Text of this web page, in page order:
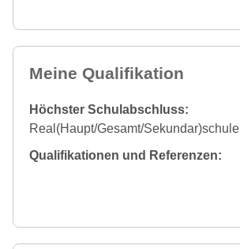
Meine Qualifikation
Höchster Schulabschluss:
Real(Haupt/Gesamt/Sekundar)schule
Qualifikationen und Referenzen: